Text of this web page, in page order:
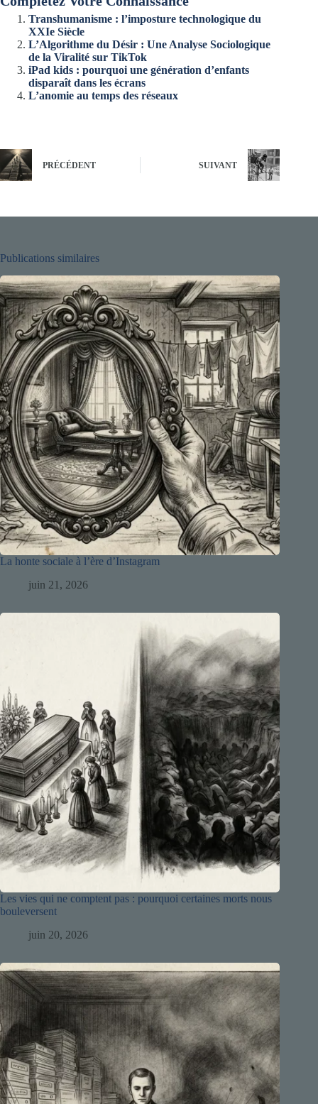
Transhumanisme : l’imposture technologique du
XXIe Siècle
L’Algorithme du Désir : Une Analyse Sociologique
de la Viralité sur TikTok
iPad kids : pourquoi une génération d’enfants
disparaît dans les écrans
L’anomie au temps des réseaux
PRÉCÉDENT SUIVANT
Publications similaires
La honte sociale à l’ère d’Instagram
juin 21, 2026
Les vies qui ne comptent pas : pourquoi certaines morts nous
bouleversent
juin 20, 2026